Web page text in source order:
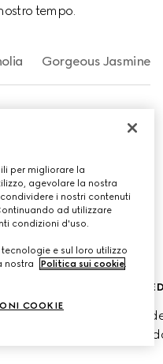
tempo.
Gorgeous Jasmine
luminosità ambrata
una dolcezza
salina, creando
di forza e unicità.
per migliorare la
agevolare la nostra
i nostri contenuti
ad utilizzare
condizioni d'uso.
e sul loro utilizzo
nostra
Politica sui cookie
COOKIE